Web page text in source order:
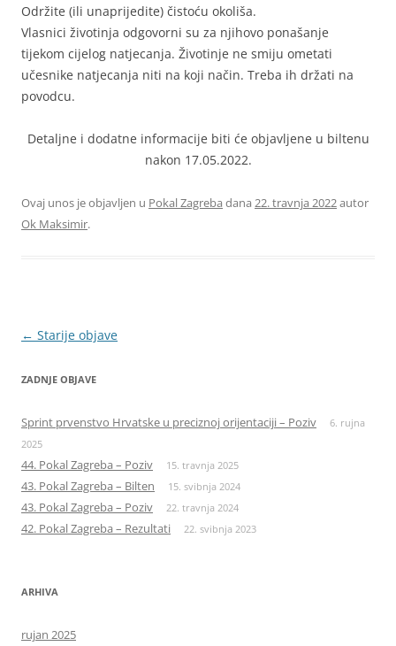
Održite (ili unaprijedite) čistoću okoliša.
Vlasnici životinja odgovorni su za njihovo ponašanje
tijekom cijelog natjecanja. Životinje ne smiju ometati
učesnike natjecanja niti na koji način. Treba ih držati na
povodcu.
Detaljne i dodatne informacije biti će objavljene u biltenu
nakon 17.05.2022.
Ovaj unos je objavljen u Pokal Zagreba dana 22. travnja 2022autor
Ok Maksimir.
Navigacija
← Starije objave
ZADNJE OBJAVE
Sprint prvenstvo Hrvatske u preciznoj orijentaciji – Poziv
6. rujna
2025
44. Pokal Zagreba – Poziv 15. travnja 2025
43. Pokal Zagreba – Bilten 15. svibnja 2024
43. Pokal Zagreba – Poziv 22. travnja 2024
42. Pokal Zagreba – Rezultati 22. svibnja 2023
ARHIVA
rujan 2025